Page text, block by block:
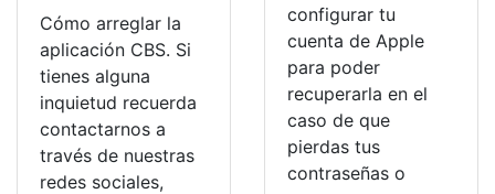
Cómo arreglar la
aplicación CBS. Si
tienes alguna
inquietud recuerda
contactarnos a
través de nuestras
redes sociales,
configurar tu
cuenta de Apple
para poder
recuperarla en el
caso de que
pierdas tus
contraseñas o